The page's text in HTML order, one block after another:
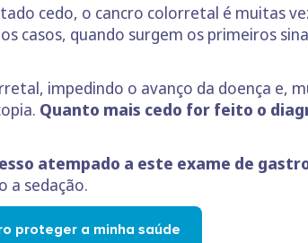
cedo, o cancro colorretal é muitas
casos, quando surgem os primeiros
impedindo o avanço da doença e,
Quanto mais cedo for feito o
atempado a este exame de
a sedação.
proteger a minha saúde